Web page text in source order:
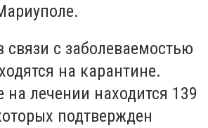
связи с заболеваемостью
на карантине.
на лечении находится 139
подтвержден